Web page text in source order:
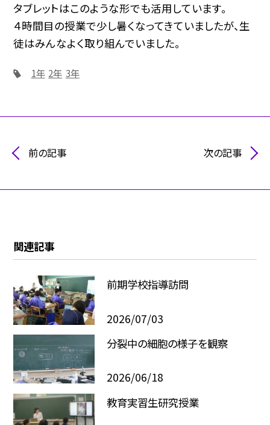
タブレットはこのような形でも活用しています。
４時間目の授業で少し暑くなってきていましたが、生
徒はみんなよく取り組んでいました。
1年 2年 3年
前の記事 次の記事
関連記事
前期学校指導訪問
2026/07/03
分裂中の細胞の様子を観察
2026/06/18
教育実習生研究授業